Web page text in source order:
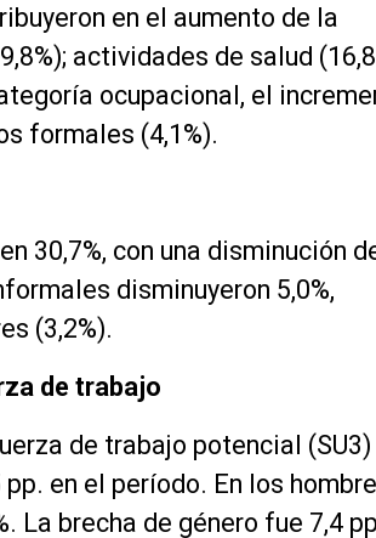
en el aumento de la
actividades de salud
ocupacional, el
formales (4,1%).
30,7%, con una disminución
disminuyeron 5,0%,
(3,2%).
de trabajo
de trabajo potencial (SU3)
en el período. En los
La brecha de género fue 7,4